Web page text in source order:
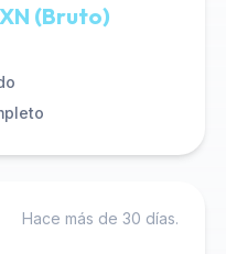
(Bruto)
Hace más de 30 días.